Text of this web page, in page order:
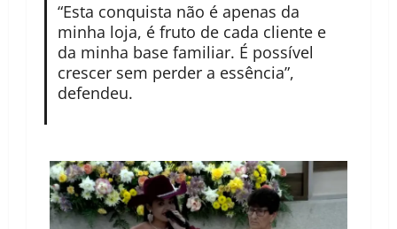
“Esta conquista não é apenas da
minha loja, é fruto de cada cliente e
da minha base familiar. É possível
crescer sem perder a essência”,
defendeu.